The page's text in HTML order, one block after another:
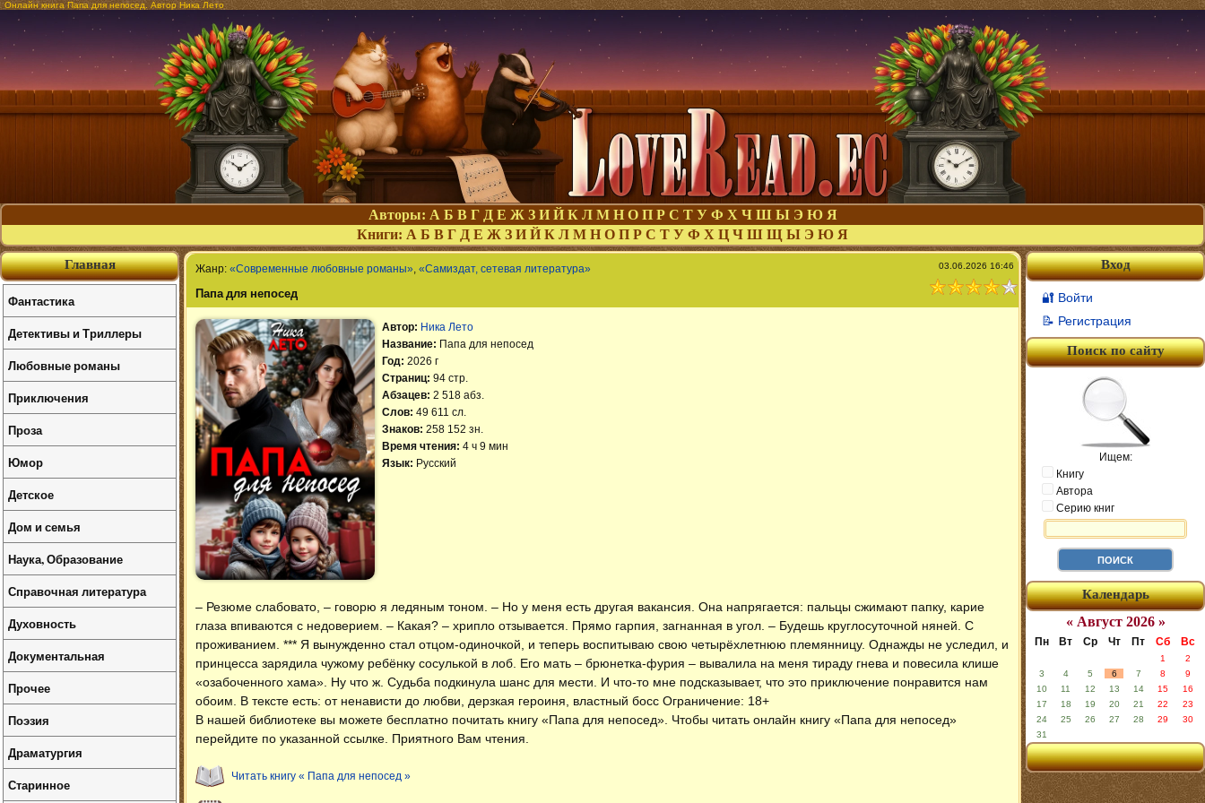
Онлайн книга Папа для непосед. Автор Ника Лето
Авторы: А Б В Г Д Е Ж З И Й К Л М Н О П Р С Т У Ф Х Ч Ш Ы Э Ю Я
Книги: А Б В Г Д Е Ж З И Й К Л М Н О П Р С Т У Ф Х Ц Ч Ш Щ Ы Э Ю Я
Жанр: «Современные любовные романы», «Самиздат, сетевая литература»
Папа для непосед
03.06.2026 16:46
Автор: Ника Лето
Название: Папа для непосед
Год: 2026 г
Страниц: 94 стр.
Абзацев: 2 518 абз.
Слов: 49 611 сл.
Знаков: 258 152 зн.
Время чтения: 4 ч 9 мин
Язык: Русский
– Резюме слабовато, – говорю я ледяным тоном. – Но у меня есть другая вакансия. Она напрягается: пальцы сжимают папку, карие
глаза впиваются с недоверием. – Какая? – хрипло отзывается. Прямо гарпия, загнанная в угол. – Будешь круглосуточной няней. С
проживанием. *** Я вынужденно стал отцом-одиночкой, и теперь воспитываю свою четырёхлетнюю племянницу. Однажды не уследил, и
принцесса зарядила чужому ребёнку сосулькой в лоб. Его мать – брюнетка-фурия – вывалила на меня тираду гнева и повесила клише
«озабоченного хама». Ну что ж. Судьба подкинула шанс для мести. И что-то мне подсказывает, что это приключение понравится нам
обоим. В тексте есть: от ненависти до любви, дерзкая героиня, властный босс Ограничение: 18+
В нашей библиотеке вы можете бесплатно почитать книгу «Папа для непосед» . Чтобы читать онлайн книгу «Папа для непосед»
перейдите по указанной ссылке. Приятного Вам чтения.
Читать книгу « Папа для непосед »
Вход
🔐 Войти
📝 Регистрация
Поиск по сайту
Ищем:
Книгу
Автора
Серию книг
Календарь
« Август 2026 »
Пн Вт Ср Чт Пт Сб Вс
1
2
3
4 5 6 7 8
9
10
11 12 13 14 15
16
17
18 19 20 21 22
23
24
25 26 27 28 29
30
31
Главная
Фантастика
Детективы и Триллеры
Любовные романы
Приключения
Проза
Юмор
Детское
Дом и семья
Наука, Образование
Справочная литература
Духовность
Документальная
Прочее
Поэзия
Драматургия
Старинное